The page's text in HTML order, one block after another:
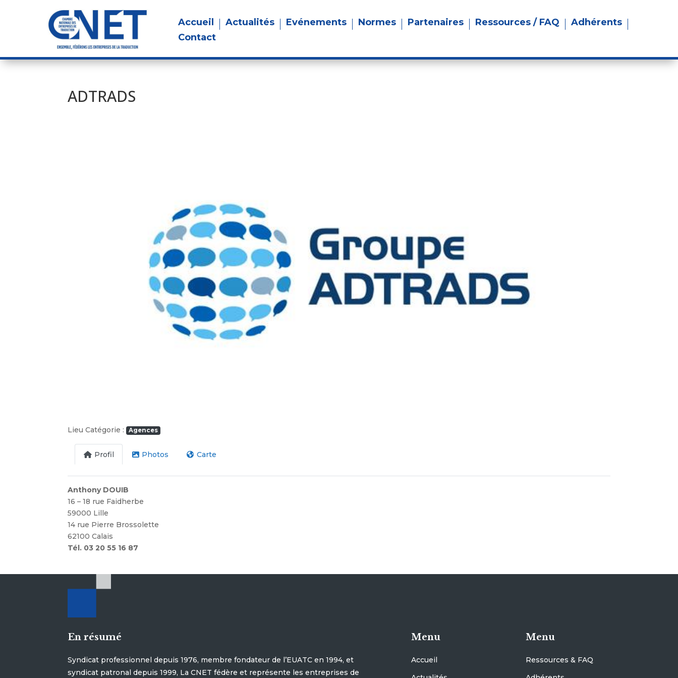
Accueil Actualités Evénements Normes Partenaires Ressources / FAQ
Adhérents
Contact
ADTRADS
Lieu Catégorie : Agences
Profil Photos Carte
Anthony DOUIB
16 – 18 rue Faidherbe
59000 Lille
14 rue Pierre Brossolette
62100 Calais
Tél. 03 20 55 16 87
En résumé
Syndicat professionnel depuis 1976, membre fondateur de l’EUATC en 1994, et
syndicat patronal depuis 1999, La CNET fédère et représente les entreprises de
Menu
Accueil
Menu
Ressources & FAQ